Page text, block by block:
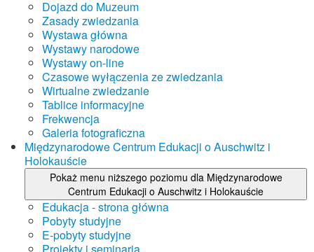
Dojazd do Muzeum
Zasady zwiedzania
Wystawa główna
Wystawy narodowe
Wystawy on-line
Czasowe wyłączenia ze zwiedzania
Wirtualne zwiedzanie
Tablice informacyjne
Frekwencja
Galeria fotograficzna
Międzynarodowe Centrum Edukacji o Auschwitz i
Holokauście
Pokaż menu niższego poziomu dla Międzynarodowe
Centrum Edukacji o Auschwitz i Holokauście
Edukacja - strona główna
Pobyty studyjne
E-pobyty studyjne
Projekty i seminaria